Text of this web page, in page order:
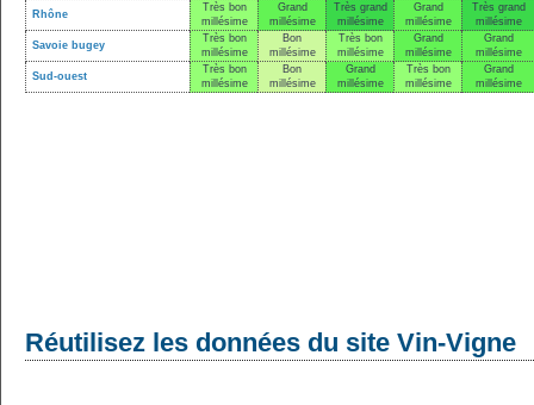
Rhône
Très bon
millésime
Grand
millésime
Très grand
millésime
Grand
millésime
Très grand
millésime
Savoie bugey
Très bon
millésime
Bon
millésime
Très bon
millésime
Grand
millésime
Grand
millésime
Sud-ouest
Très bon
millésime
Bon
millésime
Grand
millésime
Très bon
millésime
Grand
millésime
Réutilisez les données du site Vin-Vigne